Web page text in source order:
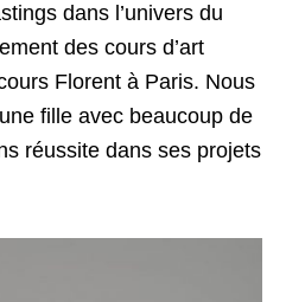
dans l’univers du
des cours d’art
Florent à Paris. Nous
fille avec beaucoup de
réussite dans ses projets